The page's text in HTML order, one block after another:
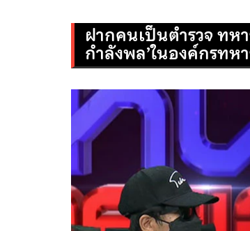
ฝากคนเป็นตำรวจ ทห
กำลังพล’ในองค์กรทห